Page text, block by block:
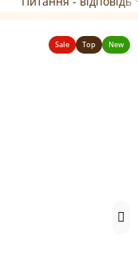
Sale Top New